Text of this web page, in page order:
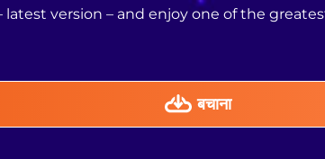
version – and enjoy one of the
बचाना